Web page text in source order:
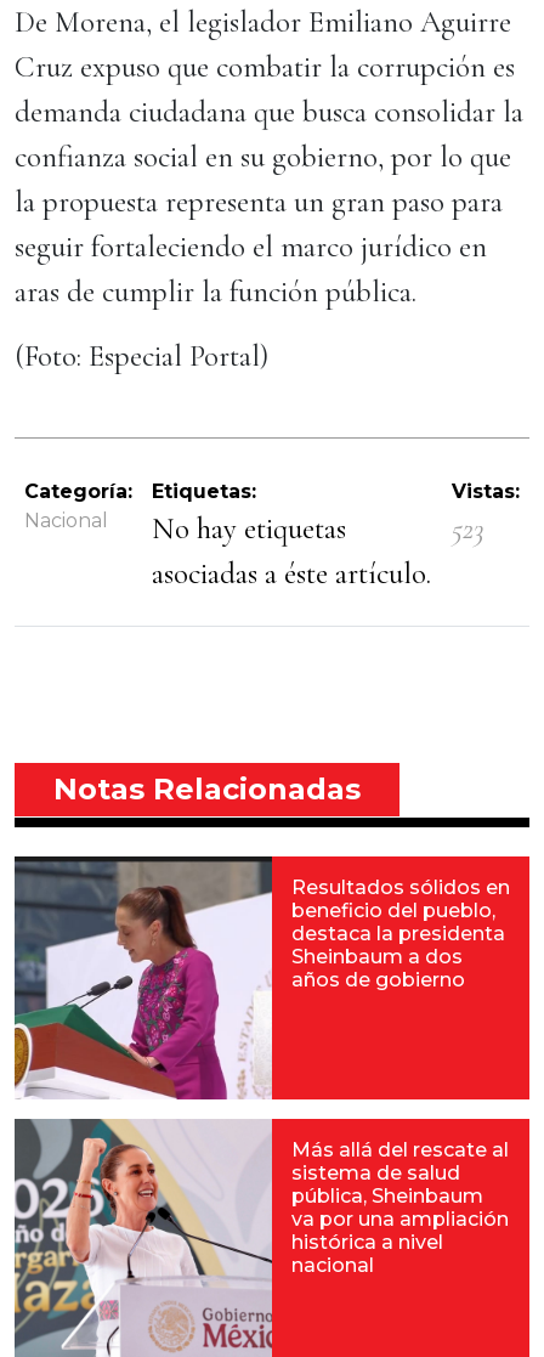
De Morena, el legislador Emiliano Aguirre
Cruz expuso que combatir la corrupción es
demanda ciudadana que busca consolidar la
confianza social en su gobierno, por lo que
la propuesta representa un gran paso para
seguir fortaleciendo el marco jurídico en
aras de cumplir la función pública.
(Foto: Especial Portal)
Categoría:
Nacional
Etiquetas:
No hay etiquetas
asociadas a éste artículo.
Vistas:
523
Notas Relacionadas
Resultados sólidos en
beneficio del pueblo,
destaca la presidenta
Sheinbaum a dos
años de gobierno
Más allá del rescate al
sistema de salud
pública, Sheinbaum
va por una ampliación
histórica a nivel
nacional